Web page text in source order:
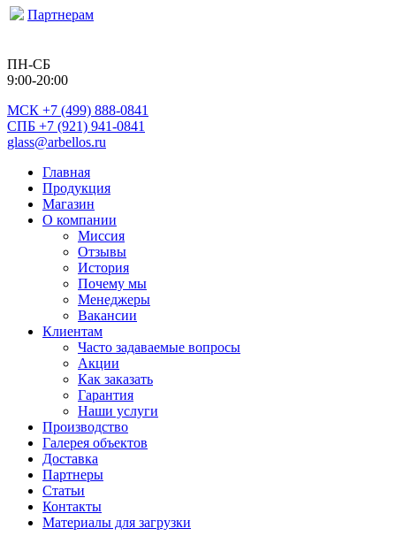
Партнерам
ПН-СБ
9:00-20:00
МСК +7 (499) 888-0841
СПБ +7 (921) 941-0841
glass@arbellos.ru
Главная
Продукция
Магазин
О компании
Миссия
Отзывы
История
Почему мы
Менеджеры
Вакансии
Клиентам
Часто задаваемые вопросы
Акции
Как заказать
Гарантия
Наши услуги
Производство
Галерея объектов
Доставка
Партнеры
Статьи
Контакты
Материалы для загрузки